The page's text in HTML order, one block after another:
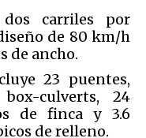
carriles por
de 80 km/h
de ancho.
23 puentes,
culverts, 24
de finca y 3.6
de relleno.